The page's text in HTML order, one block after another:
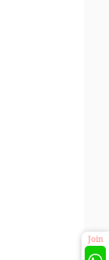
Join